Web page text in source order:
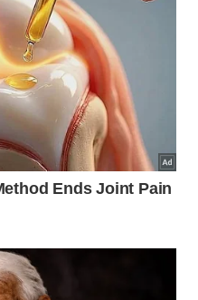
essa tática de química
para uma rotina
para uma
trará satisfação
alumínio, permitindo
se torne um momento
brilhando prova que
reais!
e se surpreenda. Se
economia e
esse conhecimento
aprendam a deixar o